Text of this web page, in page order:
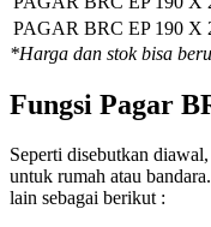
PAGAR BRC EP 190 X
*Harga dan stok bisa
Fungsi Pagar
Seperti disebutkan
untuk rumah atau
lain sebagai berikut :